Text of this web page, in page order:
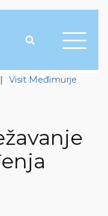
| Visit Međimurje